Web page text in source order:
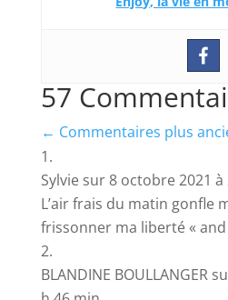
57
← Commentaires plus
Sylvie sur 8 octobre 2021 à
L’air frais du matin gonfle
frissonner ma liberté « and
BLANDINE BOULLANGER